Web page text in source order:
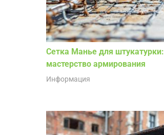
Сетка Манье для штукатурки:
мастерство армирования
Информация